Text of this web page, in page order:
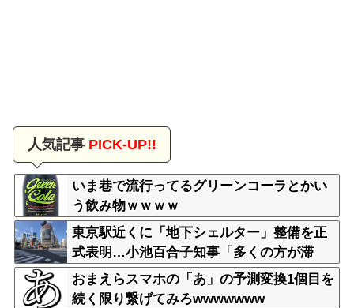
人気記事PICK-UP!!
いま巷で流行ってるグリーンコーラとかい
う飲み物ｗｗｗｗ
東京駅近くに「地下シェルター」整備を正
式表明…小池百合子知事「多くの方が滞
在、施設整備の効果高い」
おまえらスマホの「あ」の予測変換1個目を
続く限り繋げてみろwwwwwww